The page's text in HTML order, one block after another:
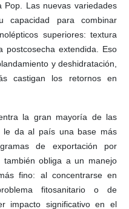
Pop. Las nuevas variedades
capacidad para combinar
superiores: textura
postcosecha extendida. Eso
y deshidratación,
castigan los retornos en
la gran mayoría de las
le da al país una base más
de exportación por
obliga a un manejo
fino: al concentrarse en
fitosanitario o de
impacto significativo en el